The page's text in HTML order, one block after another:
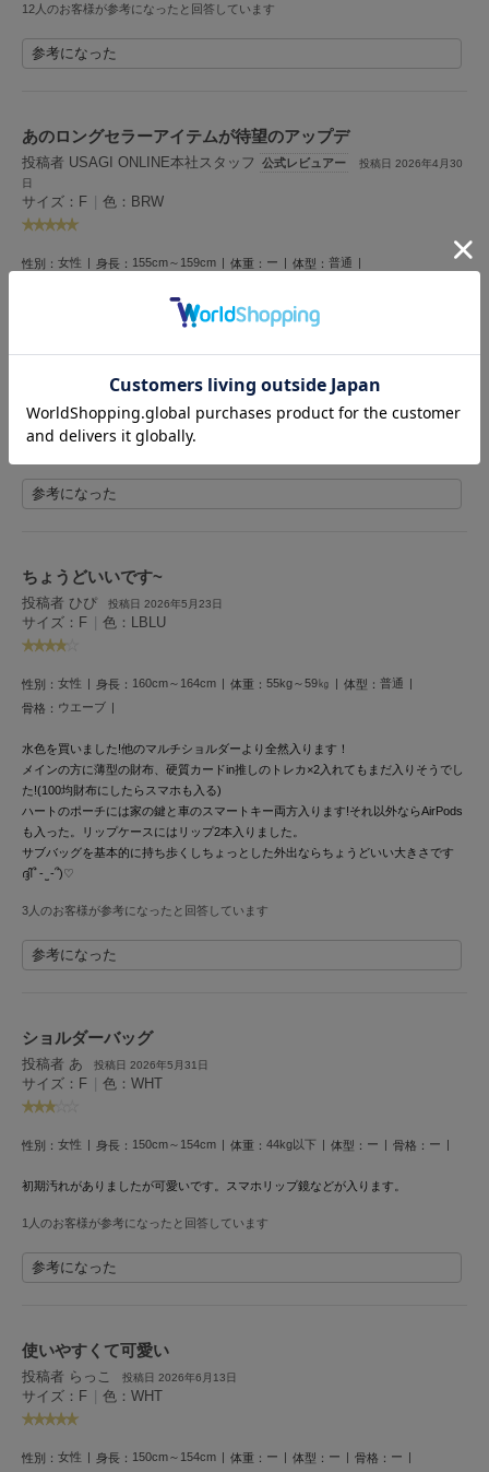
Mila Owen
MUCHA
ミュシャ
ニューバランス
NOWNS
ナウンス
null.
ヌル
On
オン
Onitsuka Tiger
ORGUE
ORR
オル
PATRICK
Philly chocolate
フィリーチョコレート
PUMA
プーマ
SALOMON
サロモン
SESAME STREET MARKET
セサミストリートマーケット
シャカ
12人のお客様が参考になったと回答しています
参考になった
あのロングセラーアイテムが待望のアップデ
投稿者 USAGI ONLINE本社スタッフ 公式レビュアー
投稿日 2026年4月30
日
サイズ：F | 色：BRW
性別： 女性 身長： 155cm～159cm 体重： ー 体型： 普通
これさえあれば出かけられる！
カードはポケットに入れたままでも反応するのでそのまま社員証をピッ！しており
ます！私は大人可愛く持てるミニハート柄のBRWを愛用中♡
5人のお客様が参考になったと回答しています
参考になった
ちょうどいいです~
投稿者 ひぴ 投稿日 2026年5月23日
サイズ：F 色：LBLU
性別： 女性 身長： 160cm～164cm 体重： 55kg～59㎏ 体型： 普通
骨格： ウエーブ
水色を買いました!他のマルチショルダーより全然入ります！
メインの方に薄型の財布、硬質カードin推しのトレカ×2入れてもまだ入りそうでし
た!(100均財布にしたらスマホも入る)
ハートのポーチには家の鍵と車のスマートキー両方入ります!それ以外ならAirPods
も入った。リップケースにはリップ2本入りました。
サブバッグを基本的に持ち歩くしちょっとした外出ならちょうどいい大きさです
ദ്ദി՞ - ̫ -՞)‎♡
3人のお客様が参考になったと回答しています
参考になった
ショルダーバッグ
投稿者 あ 投稿日 2026年5月31日
サイズ：F 色：WHT
性別： 女性 身長： 150cm～154cm 体重： 44kg以下 体型： ー 骨格： ー
初期汚れがありましたが可愛いです。スマホリップ鏡などが入ります。
1人のお客様が参考になったと回答しています
参考になった
使いやすくて可愛い
投稿者 らっこ 投稿日 2026年6月13日
サイズ：F 色：WHT
性別： 女性 身長： 150cm～154cm 体重： ー 体型： ー 骨格： ー